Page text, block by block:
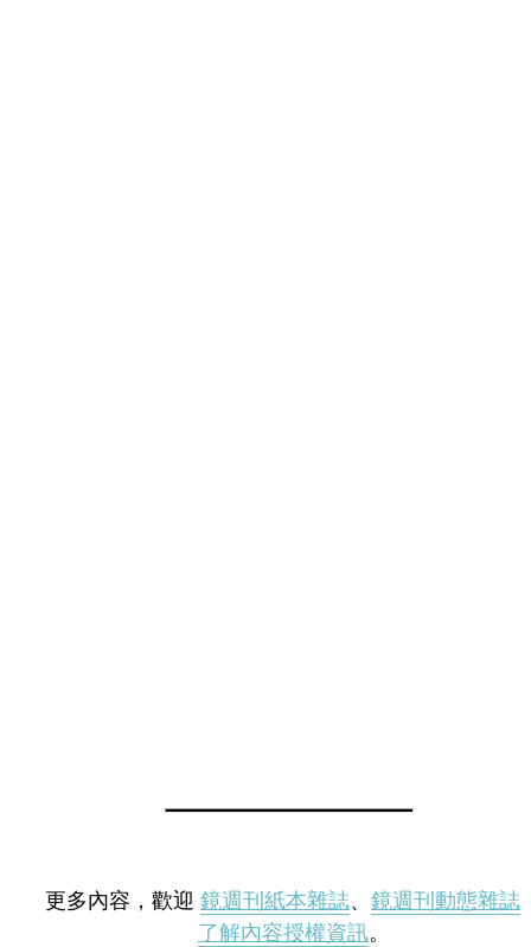
更多內容，歡迎 鏡週刊紙本雜誌、 鏡週刊動態雜誌
了解內容授權資訊。